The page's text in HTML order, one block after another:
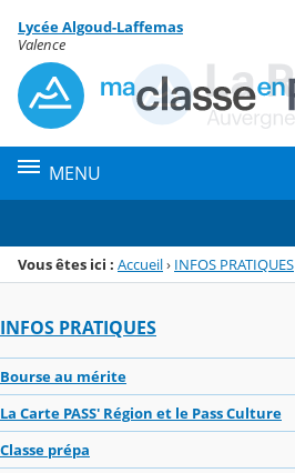
Menu de la rubrique
Contenu
Lycée Algoud-Laffemas
Valence
MENU
Vous êtes ici : Accueil› INFOS PRATIQUES
INFOS PRATIQUES
Bourse au mérite
La Carte PASS' Région et le Pass Culture
Classe prépa